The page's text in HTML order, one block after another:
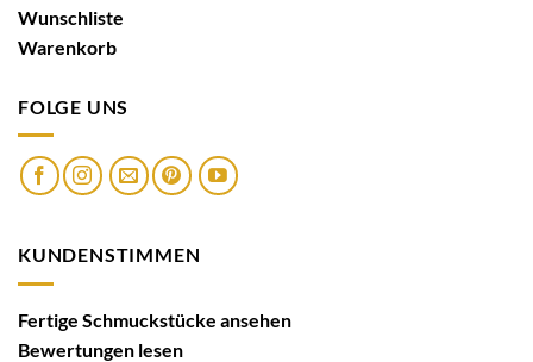
Wunschliste
Warenkorb
FOLGE UNS
KUNDENSTIMMEN
Fertige Schmuckstücke ansehen
Bewertungen lesen